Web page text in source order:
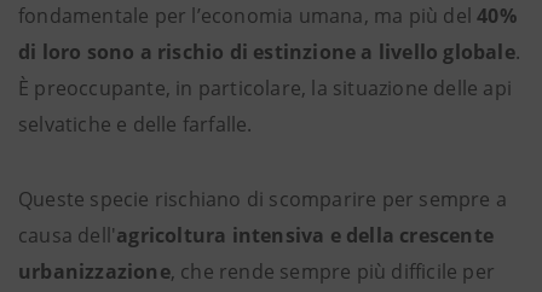
fondamentale per l’economia umana, ma più del40%
di loro sono a rischio di estinzione a livello globale.
È preoccupante, in particolare, la situazione delle api
selvatiche e delle farfalle.
Queste specie rischiano di scomparire per sempre a
causa dell'agricoltura intensiva e della crescente
urbanizzazione, che rende sempre più difficile per